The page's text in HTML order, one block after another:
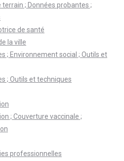
; Données probantes ;
de santé
la ville
; Environnement social ; Outils et
; Outils et techniques
; Couverture vaccinale ;
professionnelles